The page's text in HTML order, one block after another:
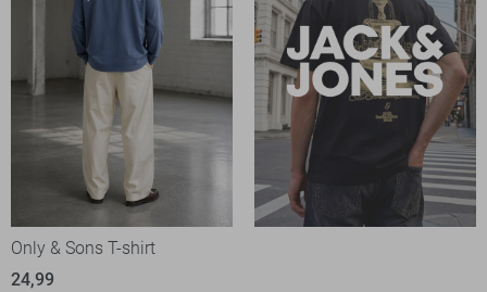
Only & Sons T-shirt
24,99